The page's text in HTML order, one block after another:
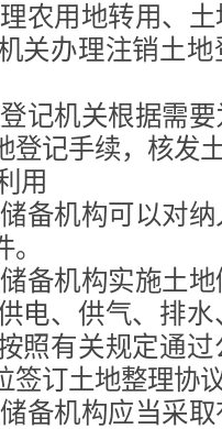
用地转用、土
关办理注销土
机关根据需要
登记手续，核发
用
机构可以对纳
机构实施土地
电、供气、排
照有关规定通
签订土地整理协
机构应当采取